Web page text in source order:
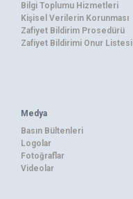
Bilgi Toplumu Hizmetleri
Kişisel Verilerin Korunması
Zafiyet Bildirim Prosedürü
Zafiyet Bildirimi Onur Listesi
Medya
Basın Bültenleri
Logolar
Fotoğraflar
Videolar